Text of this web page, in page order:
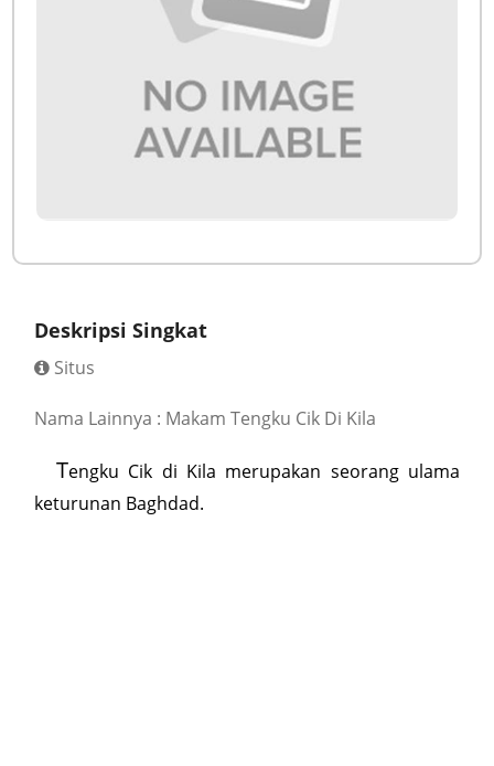
Deskripsi Singkat
Situs
Nama Lainnya : Makam Tengku Cik Di Kila
Tengku Cik di Kila merupakan seorang ulama
keturunan Baghdad.